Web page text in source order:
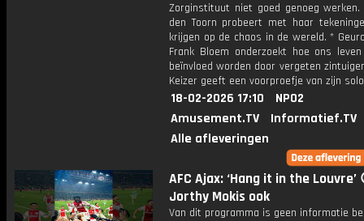
Zorginstituut niet goed genoeg
den Toorn probeert met haar
krijgen op de chaos in de wereld. *
Frank Bloem onderzoekt hoe ons
beïnvloed worden door vergeten
Keizer geeft een voorproefje van zijn
18-02-2026 17:10
NPO2
Amusement.TV
Informatief.TV
Alle afleveringen
AFC Ajax: ‘Hang it in the Louvre’
Jorthy Mokis ook
Van dit programma is geen informatie